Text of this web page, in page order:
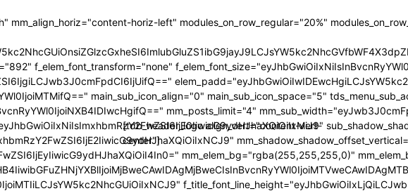
[tdb_header_logo align_vert="content-vert-
center"]
mm_align_horiz="content-horiz-left" modules_on_row_regular="20%"
f_elem_font_transform="none"
main_sub_icon_align="0" main_sub_icon_space="5"
mm_posts_limit="4"
mm_elem_bg="rgba(255,255,255,0)"